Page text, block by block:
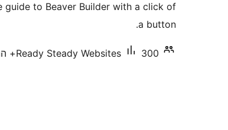
guide to Beaver Builder with a click of
a button.
Ready Steady Websites 300+ התקנות פעילות